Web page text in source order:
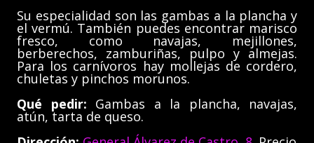
Su especialidad son las gambas a la plancha y
el vermú. También puedes encontrar marisco
fresco, como navajas, mejillones,
berberechos, zamburiñas, pulpo y almejas.
Para los carnívoros hay mollejas de cordero,
chuletas y pinchos morunos.
Qué pedir: Gambas a la plancha, navajas,
atún, tarta de queso.